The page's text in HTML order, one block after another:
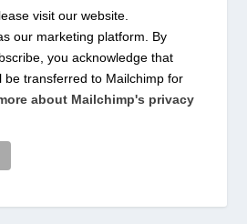
visit our website.
our marketing platform. By
you acknowledge that
be transferred to Mailchimp for
about Mailchimp's privacy